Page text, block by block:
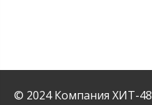
© 2024 Компания ХИТ-48